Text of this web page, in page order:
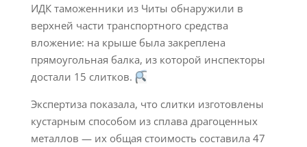
ИДК таможенники из Читы обнаружили в
верхней части транспортного средства
вложение: на крыше была закреплена
прямоугольная балка, из которой инспекторы
достали 15 слитков.
Экспертиза показала, что слитки изготовлены
кустарным способом из сплава драгоценных
металлов — их общая стоимость составила 47